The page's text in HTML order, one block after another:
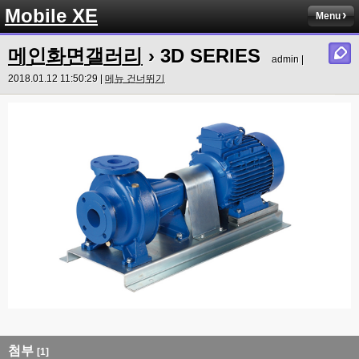
Mobile XE Menu
메인화면갤러리 › 3D SERIES
admin |
2018.01.12 11:50:29 | 메뉴 건너뛰기
첨부 [1]